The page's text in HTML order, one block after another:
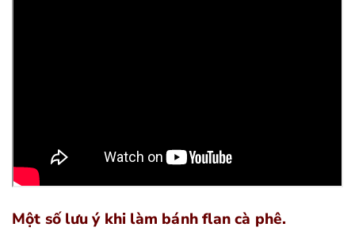
Một số lưu ý khi làm bánh flan cà phê.